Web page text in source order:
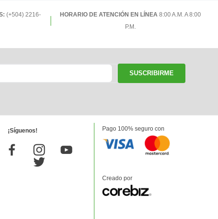
(+504) 2216-
HORARIO DE ATENCIÓN EN LÍNEA 8:00 A.M. A 8:00
P.M.
SUSCRIBIRME
¡Síguenos! Pago 100% seguro con
Creado por